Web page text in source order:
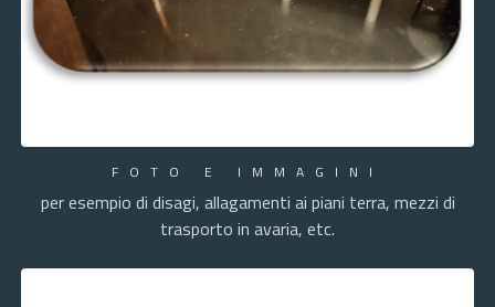
FOTO E IMMAGINI
per esempio di disagi, allagamenti ai piani terra, mezzi di
trasporto in avaria, etc.